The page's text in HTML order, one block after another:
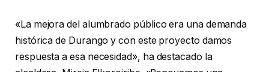
«La mejora del alumbrado público era una demanda
histórica de Durango y con este proyecto damos
respuesta a esa necesidad», ha destacado la